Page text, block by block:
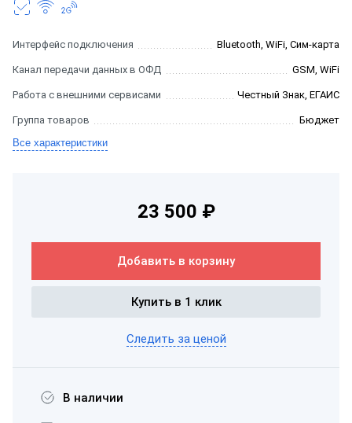
Интерфейс подключения Bluetooth, WiFi, Сим-карта
Канал передачи данных в ОФД GSM, WiFi
Работа с внешними сервисами Честный Знак, ЕГАИС
Группа товаров
Бюджет
Все характеристики
23 500 ₽
Добавить в корзину
Купить в 1 клик
Следить за ценой
В наличии